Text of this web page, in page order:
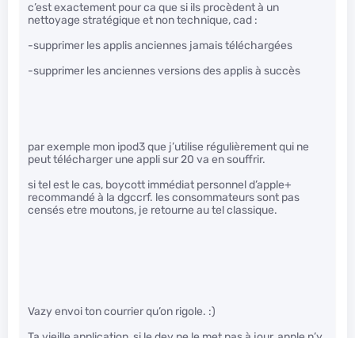
c’est exactement pour ca que si ils procèdent à un
nettoyage stratégique et non technique, cad :
-supprimer les applis anciennes jamais téléchargées
-supprimer les anciennes versions des applis à succès
par exemple mon ipod3 que j’utilise régulièrement qui ne
peut télécharger une appli sur 20 va en souffrir.
si tel est le cas, boycott immédiat personnel d’apple+
recommandé à la dgccrf. les consommateurs sont pas
censés etre moutons, je retourne au tel classique.
Vazy envoi ton courrier qu’on rigole. :)